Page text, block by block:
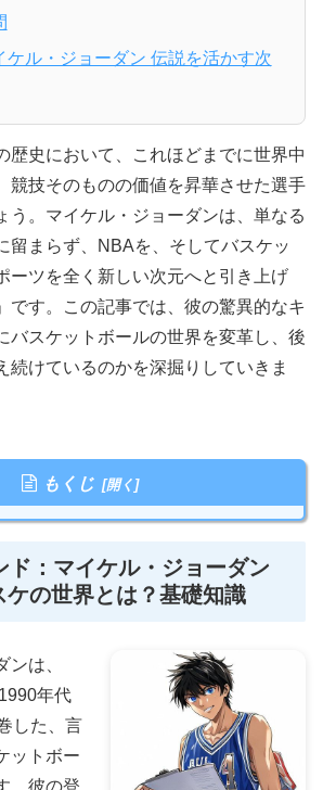
ケル・ジョーダン 伝説を活かす次
歴史において、これほどまでに世界中
競技そのものの価値を昇華させた選手
う。マイケル・ジョーダンは、単なる
留まらず、NBAを、そしてバスケッ
ーツを全く新しい次元へと引き上げ
です。この記事では、彼の驚異的なキ
バスケットボールの世界を変革し、後
続けているのかを深掘りしていきま
もくじ
ド：マイケル・ジョーダン
ケの世界とは？基礎知識
ンは、
年代
した、言
ットボー
。彼の登